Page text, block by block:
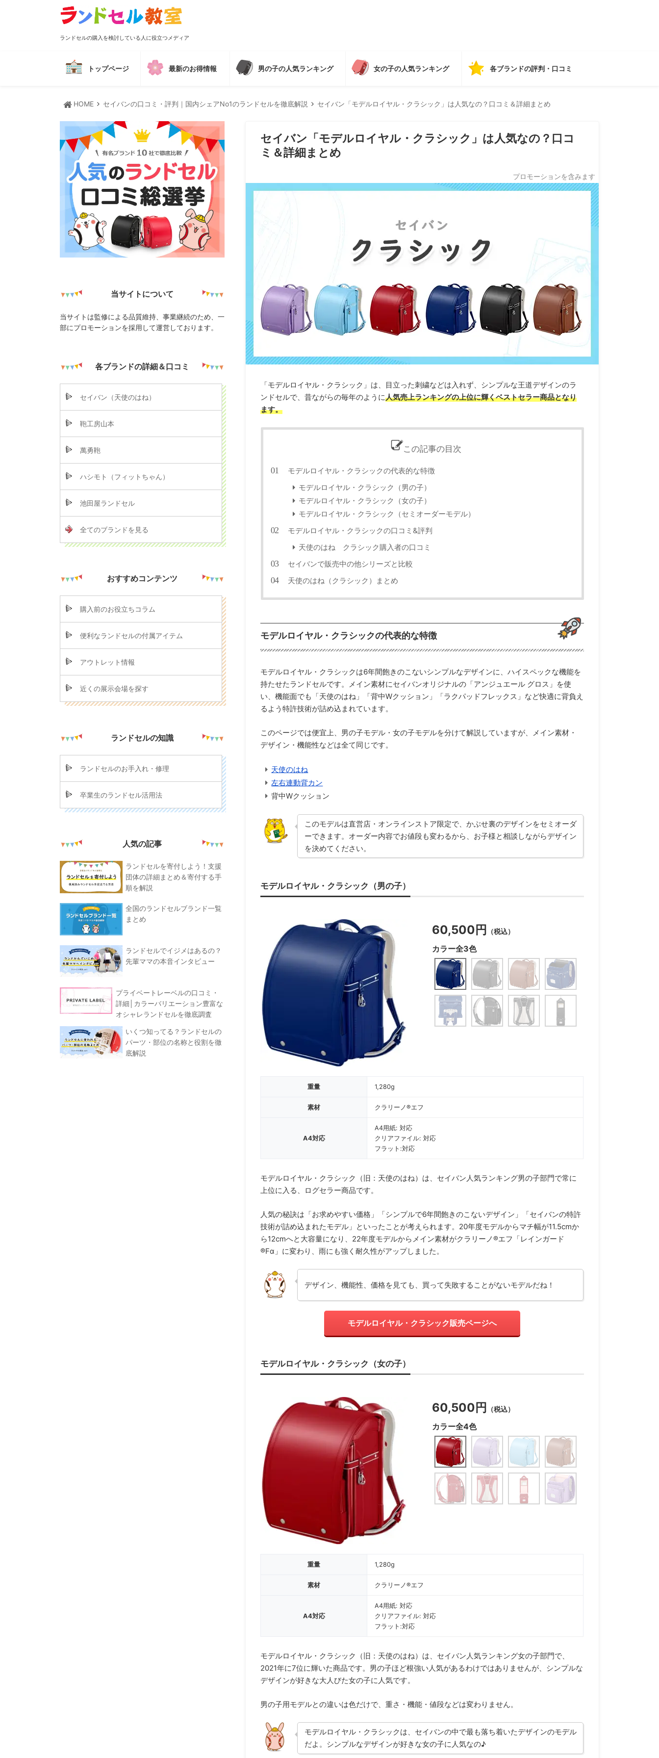
ランドセルの購入を検討している人に役立つメディア
トップページ 最新のお得情報 男の子の人気ランキング 女の子の人気ランキング 各ブランドの評判・口コミ
HOME セイバンの口コミ・評判｜国内シェアNo1のランドセルを徹底解説 セイバン「モデルロイヤル・クラシック」は人気なの？口コミ＆詳細まとめ
セイバン「モデルロイヤル・クラシック」は人気なの？口コ
ミ＆詳細まとめ
プロモーションを含みます
「モデルロイヤル・クラシック」は、目立った刺繍などは入れず、シンプルな王道デザインのラ
ンドセルで、昔ながらの毎年のように人気売上ランキングの上位に輝くベストセラー商品となり
ます。
この記事の目次
モデルロイヤル・クラシックの代表的な特徴
モデルロイヤル・クラシック（男の子）
モデルロイヤル・クラシック（女の子）
モデルロイヤル・クラシック（セミオーダーモデル）
モデルロイヤル・クラシックの口コミ&評判
天使のはね クラシック購入者の口コミ
セイバンで販売中の他シリーズと比較
天使のはね（クラシック）まとめ
モデルロイヤル・クラシックの代表的な特徴
モデルロイヤル・クラシックは6年間飽きのこないシンプルなデザインに、ハイスペックな機能を
持たせたランドセルです。メイン素材にセイバンオリジナルの「アンジュエール グロス」を使
い、機能面でも「天使のはね」「背中Wクッション」「ラクパッドフレックス」など快適に背負え
るよう特許技術が詰め込まれています。
このページでは便宜上、男の子モデル・女の子モデルを分けて解説していますが、メイン素材・
デザイン・機能性などは全て同じです。
天使のはね
左右連動背カン
背中Wクッション
このモデルは直営店・オンラインストア限定で、かぶせ裏のデザインをセミオーダ
ーできます。オーダー内容でお値段も変わるから、お子様と相談しながらデザイン
を決めてください。
モデルロイヤル・クラシック（男の子）
60,500円 （税込）
カラー全3色
重量 1,280g
素材 クラリーノ®エフ
A4対応
A4用紙: 対応
クリアファイル: 対応
フラット:対応
モデルロイヤル・クラシック（旧：天使のはね）は、セイバン人気ランキング男の子部門で常に
上位に入る、ログセラー商品です。
人気の秘訣は「お求めやすい価格」「シンプルで6年間飽きのこないデザイン」「セイバンの特許
技術が詰め込まれたモデル」といったことが考えられます。20年度モデルからマチ幅が11.5cmか
ら12cmへと大容量になり、22年度モデルからメイン素材がクラリーノ®エフ「レインガード
®Fα」に変わり、雨にも強く耐久性がアップしました。
デザイン、機能性、価格を見ても、買って失敗することがないモデルだね！
モデルロイヤル・クラシック販売ページへ
モデルロイヤル・クラシック（女の子）
60,500円 （税込）
カラー全4色
重量 1,280g
素材 クラリーノ®エフ
A4対応
A4用紙: 対応
クリアファイル: 対応
フラット:対応
モデルロイヤル・クラシック（旧：天使のはね）は、セイバン人気ランキング女の子部門で、
2021年に7位に輝いた商品です。男の子ほど根強い人気があるわけではありませんが、シンプルな
デザインが好きな大人びた女の子に人気です。
男の子用モデルとの違いは色だけで、重さ・機能・値段などは変わりません。
モデルロイヤル・クラシックは、セイバンの中で最も落ち着いたデザインのモデル
だよ。シンプルなデザインが好きな女の子に人気なの♪
当サイトについて
当サイトは監修による品質維持、事業継続のため、一
部にプロモーションを採用して運営しております。
各ブランドの詳細＆口コミ
セイバン（天使のはね）
鞄工房山本
萬勇鞄
ハシモト（フィットちゃん）
池田屋ランドセル
全てのブランドを見る
おすすめコンテンツ
購入前のお役立ちコラム
便利なランドセルの付属アイテム
アウトレット情報
近くの展示会場を探す
ランドセルの知識
ランドセルのお手入れ・修理
卒業生のランドセル活用法
人気の記事
ランドセルを寄付しよう！支援
団体の詳細まとめ＆寄付する手
順を解説
全国のランドセルブランド一覧
まとめ
ランドセルでイジメはあるの？
先輩ママの本音インタビュー
プライベートレーベルの口コミ・
詳細│カラーバリエーション豊富な
オシャレランドセルを徹底調査
いくつ知ってる？ランドセルの
パーツ・部位の名称と役割を徹
底解説